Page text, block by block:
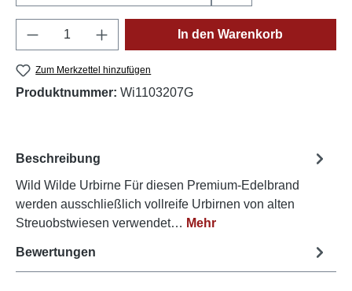
Produkt Anzahl: Gib den gewünschten
In den Warenkorb
Zum Merkzettel hinzufügen
Produktnummer: Wi1103207G
Beschreibung
Wild Wilde Urbirne Für diesen Premium-Edelbrand
werden ausschließlich vollreife Urbirnen von alten
Streuobstwiesen verwendet… Mehr
Bewertungen